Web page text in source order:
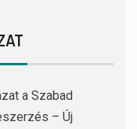
a Szabad
– Új